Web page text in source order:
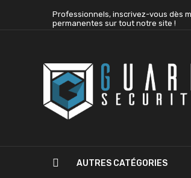
Professionnels, inscrivez-vous dès
permanentes sur tout notre site !
AUTRES CATÉGORIES